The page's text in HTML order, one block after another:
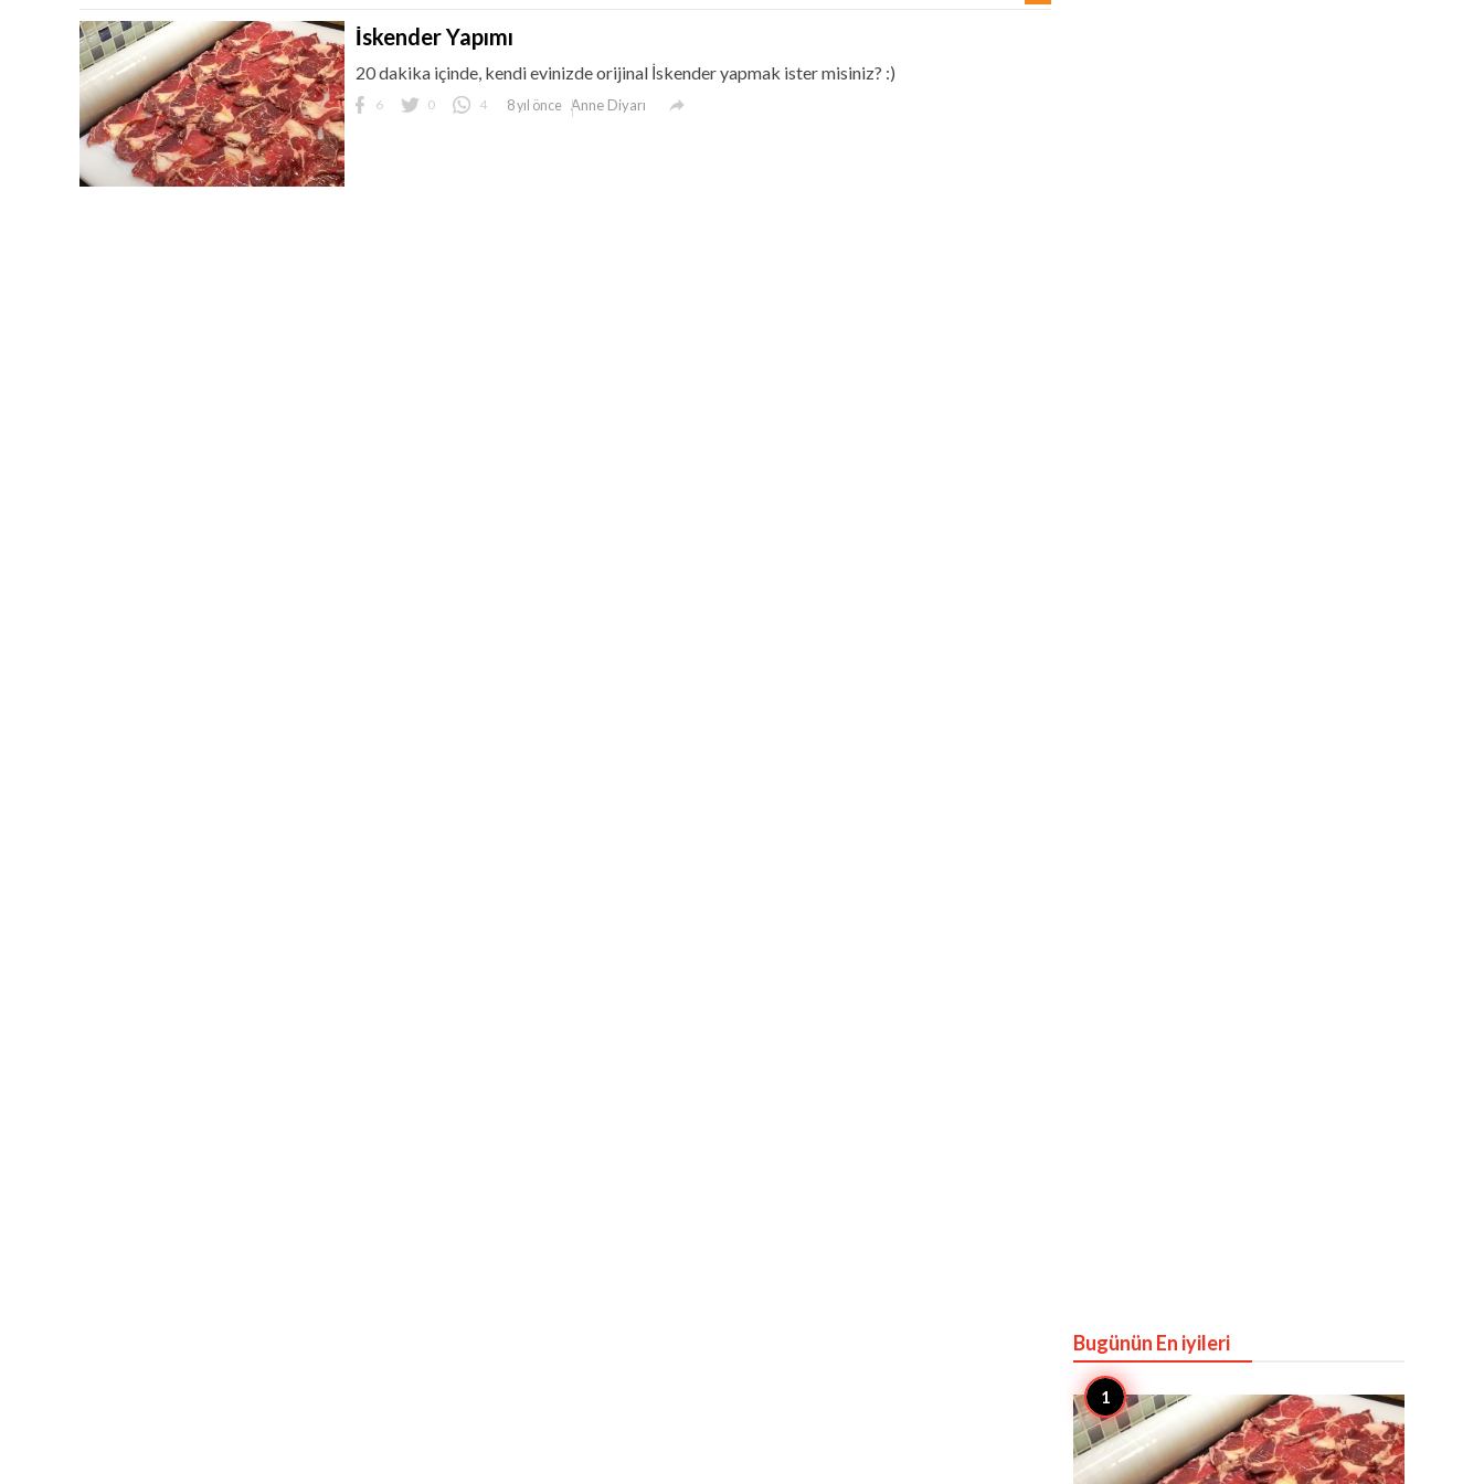
İskender Yapımı
20 dakika içinde, kendi evinizde orijinal İskender yapmak ister misiniz? :)
6 0 4 8 yıl önce Anne Diyarı 
Bugünün En iyileri